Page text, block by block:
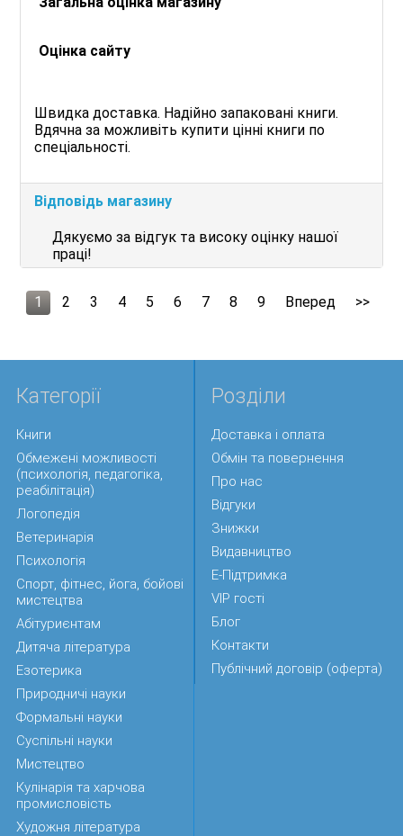
Оцінка сайту
Швидка доставка. Надійно запаковані книги.
Вдячна за можливіть купити цінні книги по
спеціальності.
Відповідь магазину
Дякуємо за відгук та високу оцінку нашої
праці!
1 2 3 4 5 6 7 8 9 Вперед >>
Категорії
Книги
Обмежені можливості
(психологія, педагогіка,
реабілітація)
Логопедія
Ветеринарія
Психологія
Спорт, фітнес, йога, бойові
мистецтва
Абітуриєнтам
Дитяча література
Езотерика
Природничі науки
Формальні науки
Суспільні науки
Мистецтво
Кулінарія та харчова
промисловість
Художня література
Розділи
Доставка і оплата
Обмін та повернення
Про нас
Відгуки
Знижки
Видавництво
Е-Підтримка
VIP гості
Блог
Контакти
Публічний договір (оферта)